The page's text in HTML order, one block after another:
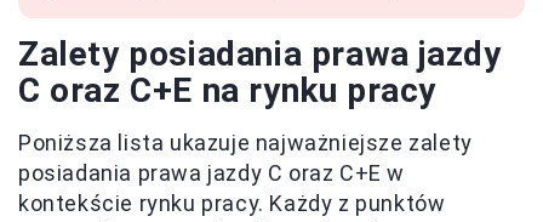
Zalety posiadania prawa jazdy
C oraz C+E na rynku pracy
Poniższa lista ukazuje najważniejsze zalety
posiadania prawa jazdy C oraz C+E w
kontekście rynku pracy. Każdy z punktów